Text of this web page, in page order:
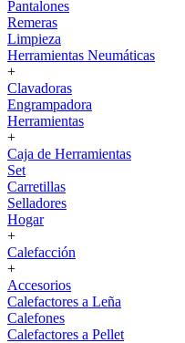
Pantalones
Remeras
Limpieza
Herramientas Neumáticas
+
Clavadoras
Engrampadora
Herramientas
+
Caja de Herramientas
Set
Carretillas
Selladores
Hogar
+
Calefacción
+
Accesorios
Calefactores a Leña
Calefones
Calefactores a Pellet